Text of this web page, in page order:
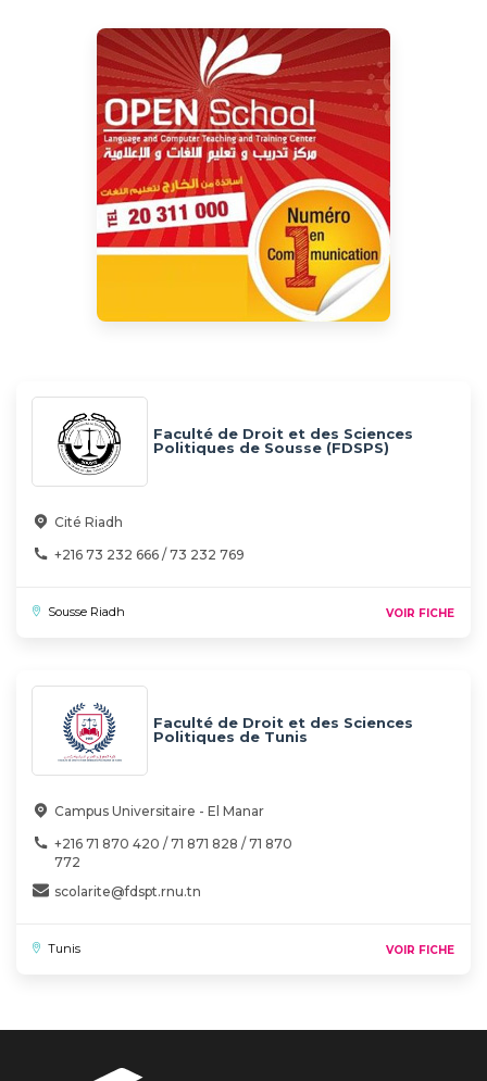
Faculté de Droit et des Sciences
Politiques de Sousse (FDSPS)
Cité Riadh
+216 73 232 666 / 73 232 769
Sousse Riadh VOIR FICHE
Faculté de Droit et des Sciences
Politiques de Tunis
Campus Universitaire - El Manar
+216 71 870 420 / 71 871 828 / 71 870
772
scolarite@fdspt.rnu.tn
Tunis VOIR FICHE